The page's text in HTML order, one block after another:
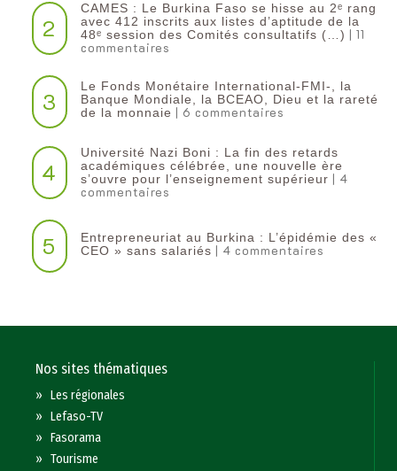
2
CAMES : Le Burkina Faso se hisse au 2ᵉ rang
avec 412 inscrits aux listes d’aptitude de la
48ᵉ session des Comités consultatifs (…) | 11
commentaires
3
Le Fonds Monétaire International-FMI-, la
Banque Mondiale, la BCEAO, Dieu et la rareté
de la monnaie | 6 commentaires
4
Université Nazi Boni : La fin des retards
académiques célébrée, une nouvelle ère
s’ouvre pour l’enseignement supérieur | 4
commentaires
5
Entrepreneuriat au Burkina : L’épidémie des «
CEO » sans salariés | 4 commentaires
Nos sites thématiques
»Les régionales
»Lefaso-TV
»Fasorama
»Tourisme